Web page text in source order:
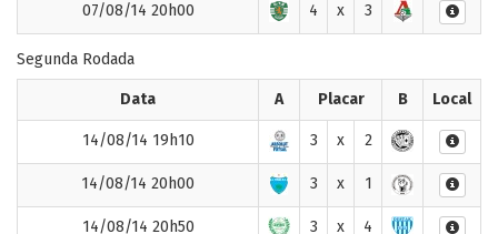
07/08/14 20h00 4 x 3
Segunda Rodada
Data A Placar B Local
14/08/14 19h10 3 x 2
14/08/14 20h00 3 x 1
14/08/14 20h50 3 x 4